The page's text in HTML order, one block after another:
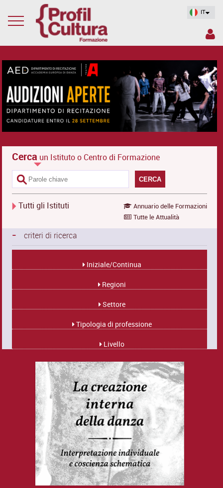
IT
Cerca un Istituto o Centro di Formazione
CERCA
Tutti gli Istituti
Annuario delle Formazioni
Tutte le Attualità
- criteri di ricerca
Iniziale/Continua
Regioni
Settore
Tipologia di professione
Livello